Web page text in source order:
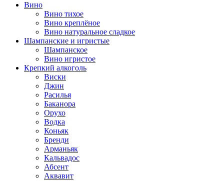
Вино
Вино тихое
Вино креплёное
Вино натуральное сладкое
Шампанские и игристые
Шампанское
Вино игристое
Крепкий алкоголь
Виски
Джин
Расилья
Баканора
Орухо
Водка
Коньяк
Бренди
Арманьяк
Кальвадос
Абсент
Аквавит